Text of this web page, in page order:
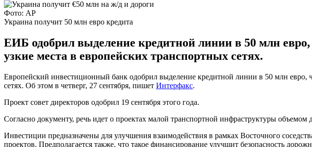
Фото: АР
Украина получит 50 млн евро кредита
ЕИБ одобрил выделение кредитной линии в 50 млн
узкие места в европейских транспортных сетях.
Европейский инвестиционный банк одобрил выделение кредитной линии в 50 млн евро,
сетях. Об этом в четверг, 27 сентября, пишет Интерфакс.
Проект совет директоров одобрил 19 сентября этого года.
Согласно документу, речь идет о проектах малой транспортной инфраструктуры объемом
Инвестиции предназначены для улучшения взаимодействия в рамках Восточного
проектов. Предполагается также, что такое финансирование улучшит безопасность